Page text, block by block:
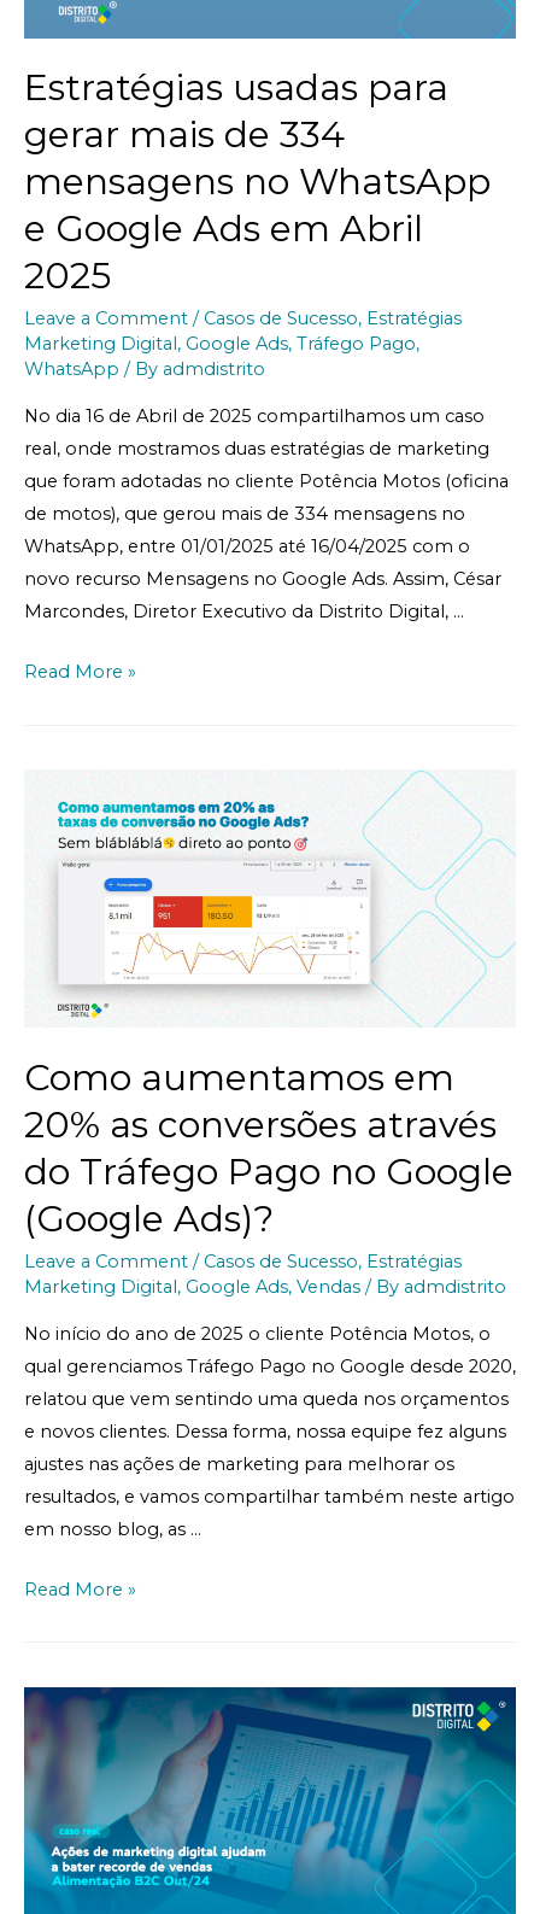
Estratégias usadas para
gerar mais de 334
mensagens no WhatsApp
e Google Ads em Abril
2025
Leave a Comment / Casos de Sucesso, Estratégias
Marketing Digital , Google Ads, Tráfego Pago,
WhatsApp / By admdistrito
No dia 16 de Abril de 2025 compartilhamos um caso
real, onde mostramos duas estratégias de marketing
que foram adotadas no cliente Potência Motos (oficina
de motos), que gerou mais de 334 mensagens no
WhatsApp, entre 01/01/2025 até 16/04/2025 com o
novo recurso Mensagens no Google Ads. Assim, César
Marcondes, Diretor Executivo da Distrito Digital, …
Read More »
Como aumentamos em
20% as conversões através
do Tráfego Pago no Google
(Google Ads)?
Leave a Comment / Casos de Sucesso, Estratégias
Marketing Digital, Google Ads, Vendas / By admdistrito
No início do ano de 2025 o cliente Potência Motos, o
qual gerenciamos Tráfego Pago no Google desde 2020,
relatou que vem sentindo uma queda nos orçamentos
e novos clientes. Dessa forma, nossa equipe fez alguns
ajustes nas ações de marketing para melhorar os
resultados, e vamos compartilhar também neste artigo
em nosso blog, as …
Read More »